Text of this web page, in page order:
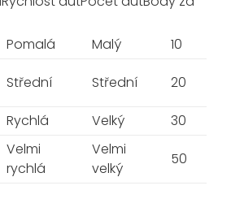
Pomalá Malý
10
Střední Střední 20
Rychlá Velký 30
Velmi
rychlá
Velmi
velký
50